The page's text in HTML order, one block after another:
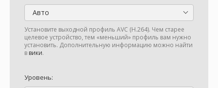
Авто
Установите выходной профиль AVC (H.264). Чем старее
целевое устройство, тем «меньший» профиль вам нужно
установить. Дополнительную информацию можно найти
в вики.
Уровень: